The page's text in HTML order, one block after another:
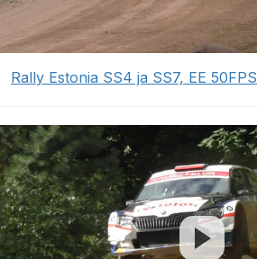
Rally Estonia SS4 ja SS7, EE 50FPS